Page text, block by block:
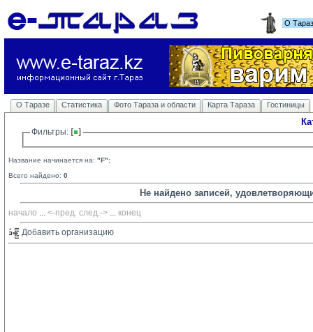
О
О Таразе Статистика Фото Тараза и области Карта Тараза Гостиницы
Фильтры:
Название начинается на: "F";
Всего найдено: 0
Не найдено записей,
начало ... <-пред. след.-> ... конец
Добавить организацию